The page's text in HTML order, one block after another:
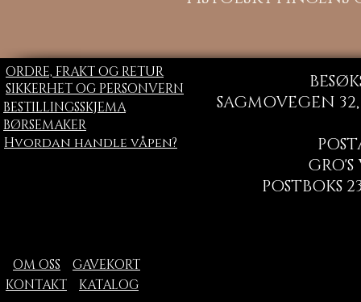
ORDRE, FRAKT OG RETUR
SIKKERHET OG PERSONVERN
BESTILLINGSSKJEMA
BØRSEMAKER
SAGMOVEGEN
GRO'S
POSTBOKS
Hvordan handle våpen?
OM OSS
GAVEKORT
KONTAKT
KATALOG